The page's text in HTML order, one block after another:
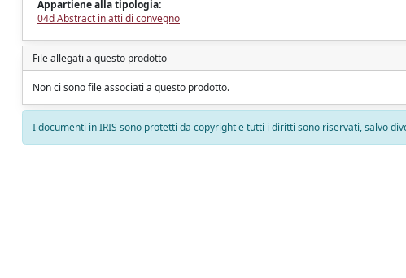
Appartiene alla tipologia:
04d Abstract in atti di convegno
File allegati a questo prodotto
Non ci sono file associati a questo prodotto.
I documenti in IRIS sono protetti da copyright e tutti i diritti sono riservati, salvo